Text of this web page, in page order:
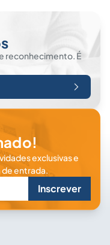
reconhecimento. É
exclusivas e
entrada.
Inscrever